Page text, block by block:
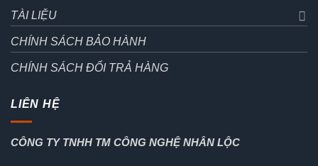
TÀI LIỆU
CHÍNH SÁCH BẢO HÀNH
CHÍNH SÁCH ĐỔI TRẢ HÀNG
LIÊN HỆ
CÔNG TY TNHH TM CÔNG NGHỆ NHÂN LỘC